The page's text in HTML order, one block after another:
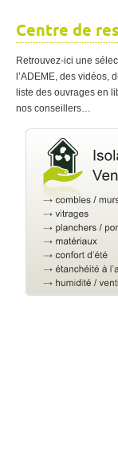
Centre de
Retrouvez-ici une
l’ADEME, des
liste des ouvrages en
nos conseillers…